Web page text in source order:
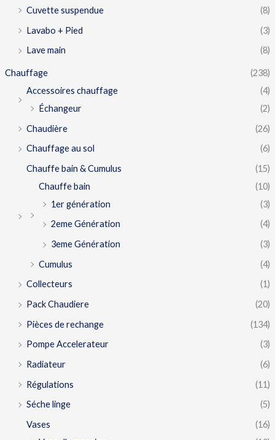
Cuvette suspendue
(8)
Lavabo + Pied
(3)
Lave main
(8)
Chauffage
(238)
Accessoires chauffage
(4)
Échangeur
(2)
Chaudière
(26)
Chauffage au sol
(6)
Chauffe bain & Cumulus
(15)
Chauffe bain
(10)
1er génération
(3)
2eme Génération
(4)
3eme Génération
(3)
Cumulus
(4)
Collecteurs
(1)
Pack Chaudiere
(20)
Pièces de rechange
(134)
Pompe Accelerateur
(3)
Radiateur
(6)
Régulations
(11)
Séche linge
(5)
Vases
(16)